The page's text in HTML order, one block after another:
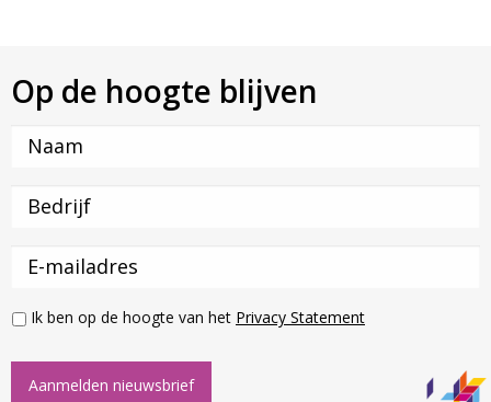
Op de hoogte blijven
Ik ben op de hoogte van het Privacy Statement
Aanmelden nieuwsbrief